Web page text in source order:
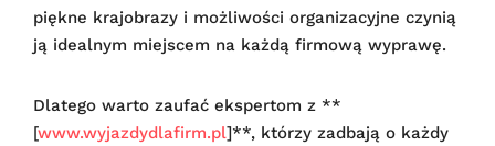
piękne krajobrazy i możliwości organizacyjne czynią
ją idealnym miejscem na każdą firmową wyprawę.
Dlatego warto zaufać ekspertom z **
[www.wyjazdydlafirm.pl]**, którzy zadbają o każdy